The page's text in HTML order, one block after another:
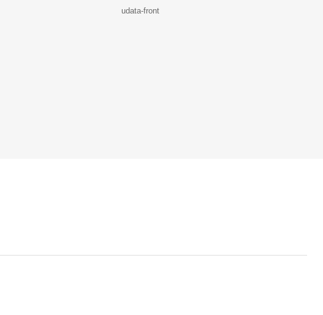
udata-front